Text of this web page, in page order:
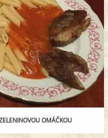
OMÁČKOU